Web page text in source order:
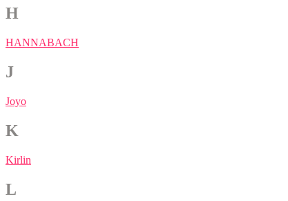
H
HANNABACH
J
Joyo
K
Kirlin
L